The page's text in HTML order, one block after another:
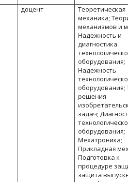
доцент
Теоретическая
механика;
механизмов и
Надежность и
диагностика
оборудования;
Надежность
оборудования;
решения
задач;
оборудования;
Мехатроника;
Прикладная
Подготовка к
процедуре
защита